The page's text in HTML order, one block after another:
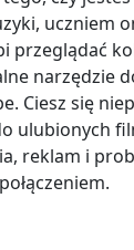
uczniem
przeglądać
narzędzie
Ciesz się
ulubionych
reklam i
połączeniem.